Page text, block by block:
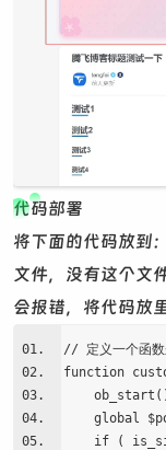
代码部署
将下面的代码放到：
文件，没有这个文
会报错，将代码放
// 定义一个函数
function
global
if (